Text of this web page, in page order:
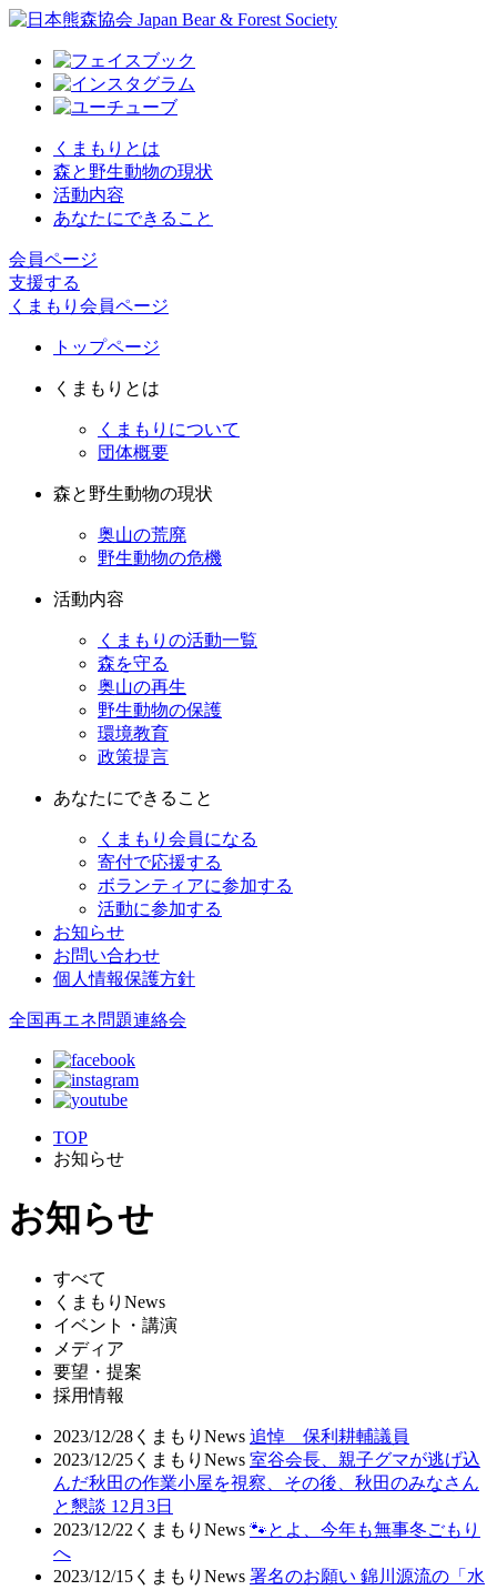
くまもりとは
森と野生動物の現状
活動内容
あなたにできること
会員ページ
支援する
くまもり会員ページ
トップページ
くまもりとは
くまもりについて
団体概要
森と野生動物の現状
奥山の荒廃
野生動物の危機
活動内容
くまもりの活動一覧
森を守る
奥山の再生
野生動物の保護
環境教育
政策提言
あなたにできること
くまもり会員になる
寄付で応援する
ボランティアに参加する
活動に参加する
お知らせ
お問い合わせ
個人情報保護方針
全国再エネ問題連絡会
TOP
お知らせ
お知らせ
すべて
くまもりNews
イベント・講演
メディア
要望・提案
採用情報
2023/12/28 くまもりNews 追悼 保利耕輔議員
2023/12/25 くまもりNews 室谷会長、親子グマが逃げ込
んだ秋田の作業小屋を視察、その後、秋田のみなさん
と懇談 12月3日
2023/12/22 くまもりNews 🐾とよ、今年も無事冬ごもり
へ
2023/12/15 くまもりNews 署名のお願い 錦川源流の「水